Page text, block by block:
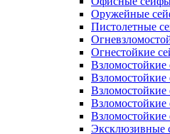
Оружейные
Пистолетные
Огнестойкие
Взломостойкие
Взломостойкие
Взломостойкие
Взломостойкие
Взломостойкие
Эксклюзивные